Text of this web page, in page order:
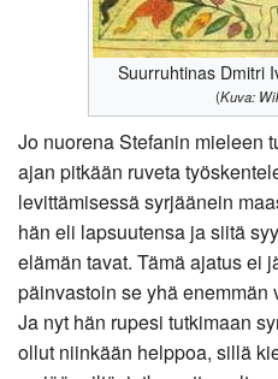
Suurruhtinas Dmitri
(Kuva:
Jo nuorena Stefanin mieleen
ajan pitkään ruveta
levittämisessä syrjäänein
hän eli lapsuutensa ja siitä
elämän tavat. Tämä ajatus ei
päinvastoin se yhä
Ja nyt hän rupesi tutkimaan
ollut niinkään helppoa, sillä